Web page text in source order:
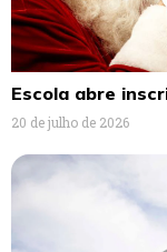
Escola abre
20 de julho de 2026